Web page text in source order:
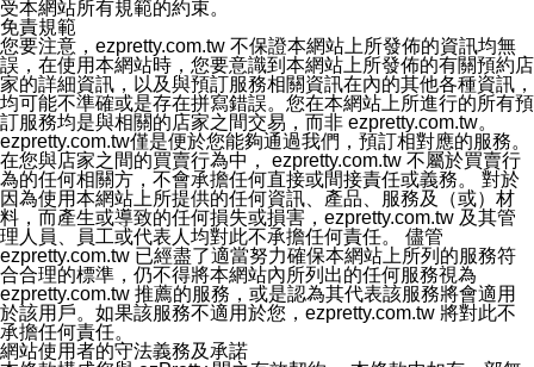
十一、取消帳號資料方式
如果您有使用本公司ezPretty網站所提供功能，您可以於
任何時間取消您的帳號或是資料，只需要透過電子郵件( e-
mail:[email protected])和服務人員聯絡，本公司會盡快清
除您的帳號和相關資料。
十二、隱私權聲明的更新
本公司將不定時更新隱私權聲明，以反映服務的變更和顧
客的意見反應。當本公司更新此隱私權聲明，您將在
ezPretty網站 首頁上看到隱私權聲明連結旁的 "updated"
註記。如果聲明的內容有所變更，或是處理您個人資訊的
方式有所變動，本公司一定會先更新隱私權聲明才會接著
執行該項變更措施。本公司鼓勵您定期檢視隱私權聲明，
以得知 ezPretty 網站如何保護您的個人資訊。
十三、自我保護措施
請妥善保管您的使用者名稱、密碼及個人資料，不要提供
給任何人。在您完成個人化服務之使用後，請務必記得登
出帳號。若您是與他人共享電腦或使用公共電腦，切記要
關閉瀏覽器視窗，以防止他人讀取您的個人資料、信件或
進入所機關管理區。
受本網站所有規範的約束。
免責規範
您要注意，ezpretty.com.tw 不保證本網站上所發佈的資訊均無
誤，在使用本網站時，您要意識到本網站上所發佈的有關預約店
家的詳細資訊，以及與預訂服務相關資訊在內的其他各種資訊，
均可能不準確或是存在拼寫錯誤。您在本網站上所進行的所有預
訂服務均是與相關的店家之間交易，而非 ezpretty.com.tw。
ezpretty.com.tw僅是便於您能夠通過我們，預訂相對應的服務。
在您與店家之間的買賣行為中， ezpretty.com.tw 不屬於買賣行
為的任何相關方，不會承擔任何直接或間接責任或義務。 對於
因為使用本網站上所提供的任何資訊、產品、服務及（或）材
料，而產生或導致的任何損失或損害，ezpretty.com.tw 及其管
理人員、員工或代表人均對此不承擔任何責任。 儘管
ezpretty.com.tw 已經盡了適當努力確保本網站上所列的服務符
合合理的標準，仍不得將本網站內所列出的任何服務視為
ezpretty.com.tw 推薦的服務，或是認為其代表該服務將會適用
於該用戶。如果該服務不適用於您，ezpretty.com.tw 將對此不
承擔任何責任。
網站使用者的守法義務及承諾